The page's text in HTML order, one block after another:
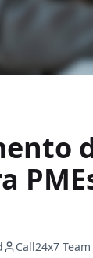
Call24x7 Team